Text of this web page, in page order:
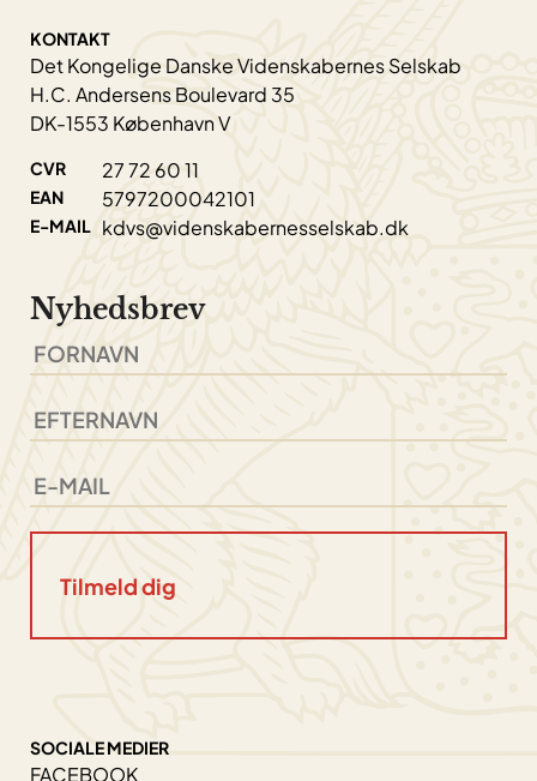
KONTAKT
Det Kongelige Danske Videnskabernes Selskab
H.C. Andersens Boulevard 35
DK-1553 København V
CVR 27 72 60 11
EAN 5797200042101
E-MAIL kdvs@videnskabernesselskab.dk
Nyhedsbrev
SOCIALE MEDIER
FACEBOOK